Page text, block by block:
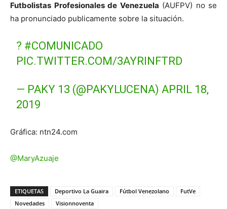
Futbolistas Profesionales de Venezuela (AUFPV) no se
ha pronunciado publicamente sobre la situación.
? #COMUNICADO
PIC.TWITTER.COM/3AYRINFTRD
— PAKY 13 (@PAKYLUCENA)APRIL 18,
2019
Gráfica: ntn24.com
@MaryAzuaje
ETIQUETAS Deportivo La Guaira Fútbol Venezolano
FutVe
Novedades
Visionnoventa